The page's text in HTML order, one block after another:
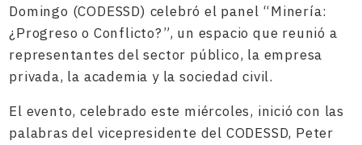
Domingo (CODESSD) celebró el panel “Minería:
¿Progreso o Conflicto?”, un espacio que reunió a
representantes del sector público, la empresa
privada, la academia y la sociedad civil.
El evento, celebrado este miércoles, inició con las
palabras del vicepresidente del CODESSD, Peter